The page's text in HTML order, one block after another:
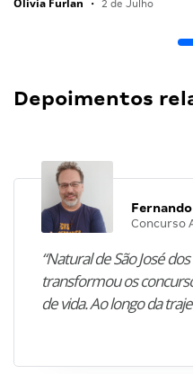
• 2 de Julho
Depoimentos
Fernando
Concurso
“Natural de São José
transformou os
de vida. Ao longo da